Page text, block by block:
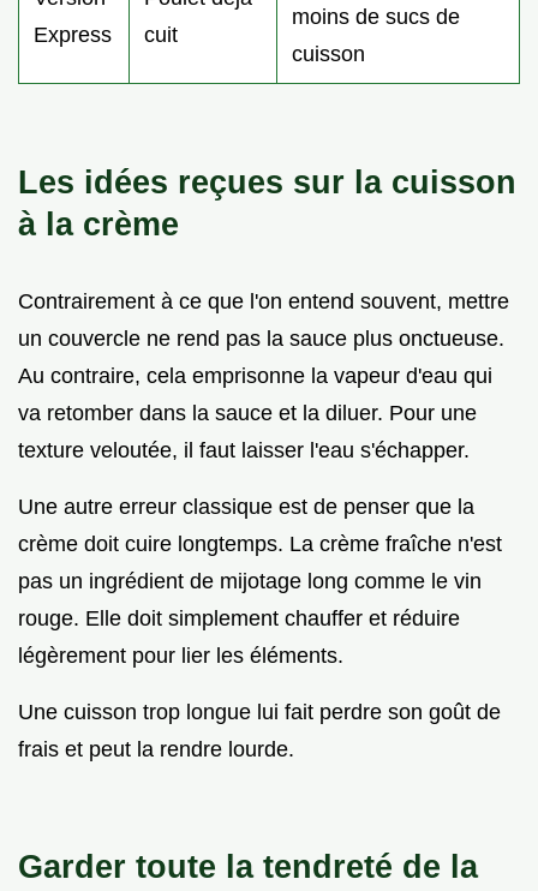
Express
cuit
moins de sucs de
cuisson
Les idées reçues sur la cuisson
à la crème
Contrairement à ce que l'on entend souvent, mettre
un couvercle ne rend pas la sauce plus onctueuse.
Au contraire, cela emprisonne la vapeur d'eau qui
va retomber dans la sauce et la diluer. Pour une
texture veloutée, il faut laisser l'eau s'échapper.
Une autre erreur classique est de penser que la
crème doit cuire longtemps. La crème fraîche n'est
pas un ingrédient de mijotage long comme le vin
rouge. Elle doit simplement chauffer et réduire
légèrement pour lier les éléments.
Une cuisson trop longue lui fait perdre son goût de
frais et peut la rendre lourde.
Garder toute la tendreté de la